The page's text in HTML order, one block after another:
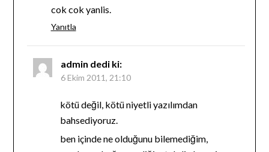
cok cok yanlis.
Yanıtla
admin dedi ki:
6 Ekim 2011, 21:10
kötü değil, kötü niyetli yazılımdan
bahsediyoruz.
ben içinde ne olduğunu bilemediğim,